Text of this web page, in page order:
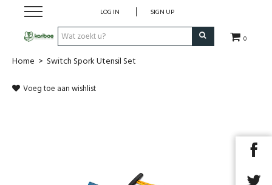
0
LOG IN SIGN UP
Cadeaubon
Home > Switch Spork Utensil Set
Voeg toe aan wishlist